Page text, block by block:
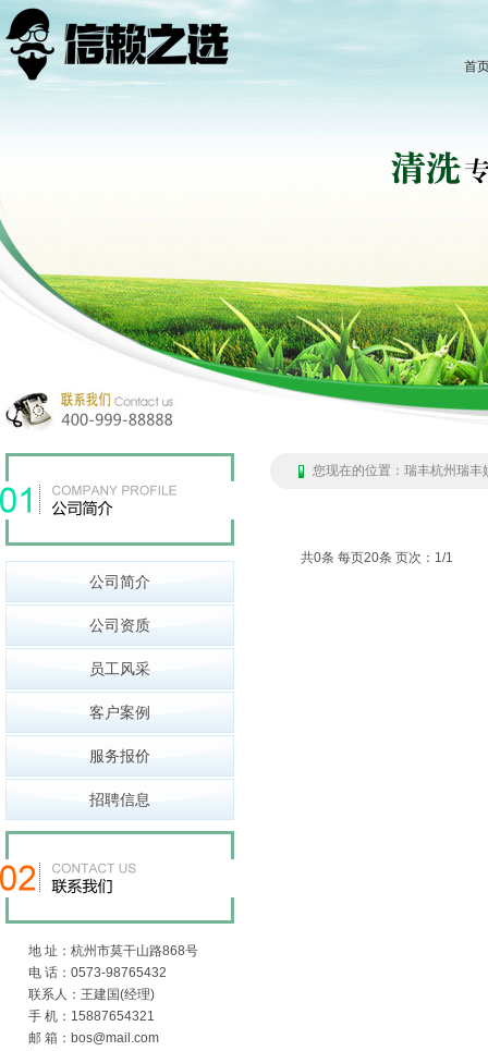
首
地 址：杭州市莫干山路868号
电 话：0573-98765432
联系人：王建国(经理)
手 机：15887654321
邮 箱：bos@mail.com
公司简介
公司资质
员工风采
客户案例
服务报价
招聘信息
您现在的位置： 瑞丰杭州瑞丰
共0条 每页20条 页次：1/1